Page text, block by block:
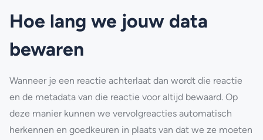
Hoe lang we jouw data
bewaren
Wanneer je een reactie achterlaat dan wordt die reactie
en de metadata van die reactie voor altijd bewaard. Op
deze manier kunnen we vervolgreacties automatisch
herkennen en goedkeuren in plaats van dat we ze moeten